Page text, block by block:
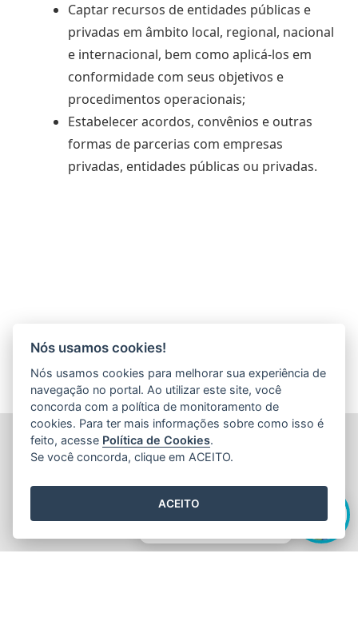
Captar recursos de entidades públicas e
privadas em âmbito local, regional, nacional
e internacional, bem como aplicá-los em
conformidade com seus objetivos e
procedimentos operacionais;
Estabelecer acordos, convênios e outras
formas de parcerias com empresas
privadas, entidades públicas ou privadas.
Olá! Sou a
como posso te ajudar hoje?
FUNDAÇÃO DE AMPARO À PESQUISA E INOVAÇÃO DO
ESPÍRITO SANTO (FAPES)
CEP: 29066-380 - Vitória / ES
Tel.: 27 3636 1850
Nós usamos cookies!
Nós usamos cookies para melhorar sua experiência de
navegação no portal. Ao utilizar este site, você
concorda com a política de monitoramento de
cookies. Para ter mais informações sobre como isso é
feito, acesse Política de Cookies.
Se você concorda, clique em ACEITO.
ACEITO